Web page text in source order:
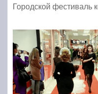
Городской фестиваль